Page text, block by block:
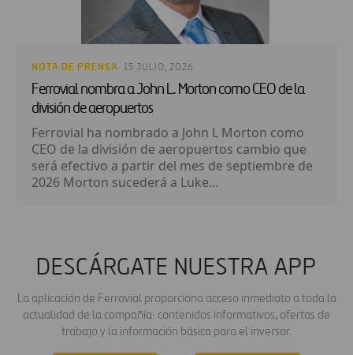
NOTA DE PRENSA· 15 JULIO, 2026
Ferrovial nombra a John L. Morton como CEO de la
división de aeropuertos
Ferrovial ha nombrado a John L Morton como
CEO de la división de aeropuertos cambio que
será efectivo a partir del mes de septiembre de
2026 Morton sucederá a Luke...
DESCÁRGATE NUESTRA APP
La aplicación de Ferrovial proporciona acceso inmediato a toda la
actualidad de la compañía: contenidos informativos, ofertas de
trabajo y la información básica para el inversor.